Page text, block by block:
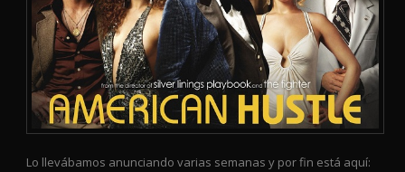
Lo llevábamos anunciando varias semanas y por fin está aquí: